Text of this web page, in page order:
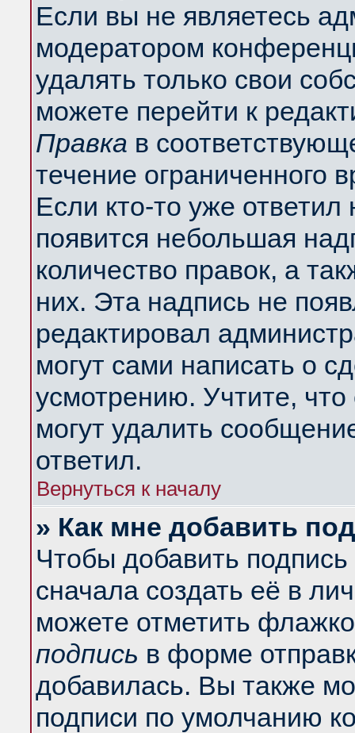
Если вы не являетесь
модератором
удалять только свои
можете перейти к
Правка в
течение ограниченного
Если кто-то уже
появится небольшая
количество правок, а
них. Эта надпись не
редактировал
могут сами написать о
усмотрению. Учтите,
могут удалить
ответил.
Вернуться к началу
» Как мне добавить
Чтобы добавить
сначала создать её в
можете отметить
подпись в форме
добавилась. Вы также
подписи по умолчанию